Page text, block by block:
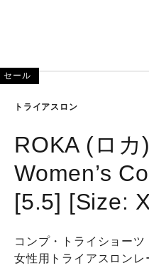
トライアスロン
ROKA (ロカ)
Women’s
[5.5] [Size:
コンプ・トライショーツ
女性用トライアスロン
セール